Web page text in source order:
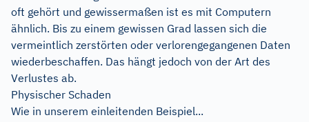
oft gehört und gewissermaßen ist es mit Computern
ähnlich. Bis zu einem gewissen Grad lassen sich die
vermeintlich zerstörten oder verlorengegangenen Daten
wiederbeschaffen. Das hängt jedoch von der Art des
Verlustes ab.
Physischer Schaden
Wie in unserem einleitenden Beispiel...